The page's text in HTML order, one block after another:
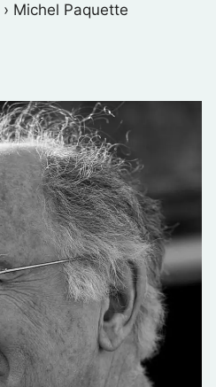
› Michel Paquette